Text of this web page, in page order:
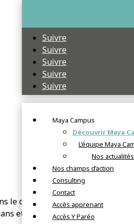
Suivre
Suivre
Suivre
Suivre
Suivre
Maya Campus
Découvrir Maya
L’équipe Maya
Nos actualités
Nos champs d’action
Consulting
Contact
Accès apprenant
Accès Y Paréo
le domaine de la formation
et 98 ans d’expérience